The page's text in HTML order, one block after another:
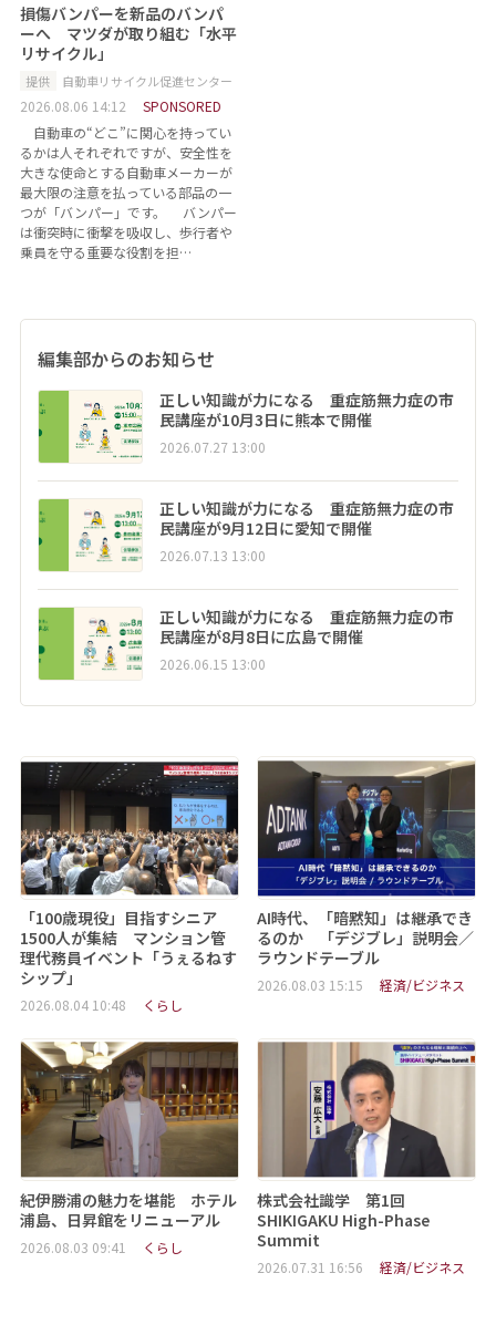
損傷バンパーを新品のバンパ
ーへ マツダが取り組む「水平
リサイクル」
提供 自動車リサイクル促進センター
2026.08.06 14:12
SPONSORED
自動車の“どこ”に関心を持ってい
るかは人それぞれですが、安全性を
大きな使命とする自動車メーカーが
最大限の注意を払っている部品の一
つが「バンパー」です。 バンパー
は衝突時に衝撃を吸収し、歩行者や
乗員を守る重要な役割を担…
編集部からのお知らせ
正しい知識が力になる 重症筋無力症の市
民講座が10月3日に熊本で開催
2026.07.27 13:00
正しい知識が力になる 重症筋無力症の市
民講座が9月12日に愛知で開催
2026.07.13 13:00
正しい知識が力になる 重症筋無力症の市
民講座が8月8日に広島で開催
2026.06.15 13:00
「100歳現役」目指すシニア
1500人が集結 マンション管
理代務員イベント「うぇるねす
シップ」
2026.08.04 10:48 くらし
AI時代、「暗黙知」は継承でき
るのか 「デジブレ」説明会／
ラウンドテーブル
2026.08.03 15:15 経済/ビジネス
紀伊勝浦の魅力を堪能 ホテル
浦島、日昇館をリニューアル
2026.08.03 09:41 くらし
株式会社識学 第1回
SHIKIGAKU High-Phase
Summit
2026.07.31 16:56 経済/ビジネス